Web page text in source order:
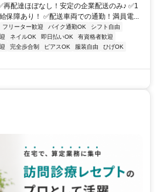
再配達ほぼなし！安定の企業配送のみ♪ ✅1
保障あり！ ✅配送車両での通勤！満員電...
フリーター歓迎 バイク通勤OK
シフト自由
ネイルOK 即日払いOK
有資格者歓迎
完全歩合制 ピアスOK 服装自由
ひげOK